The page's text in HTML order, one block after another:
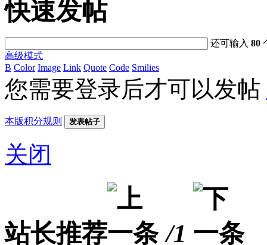
快速发帖
还可输入80
高级模式
B Color Image Link Quote Code Smilies
您需要登录后才可以发帖
本版积分规则 发表帖子
关闭
站长推荐 /1